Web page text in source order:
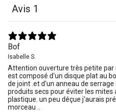
Avis 1
Bof
Isabelle S.
Attention ouverture très petite par
est composé d'un disque plat au
de joint .et d'un anneau de
produits secs pour éviter les mites
plastique. un peu déçue j'aurais
morceau ..